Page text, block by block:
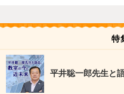
特
平井聡一郎先生と